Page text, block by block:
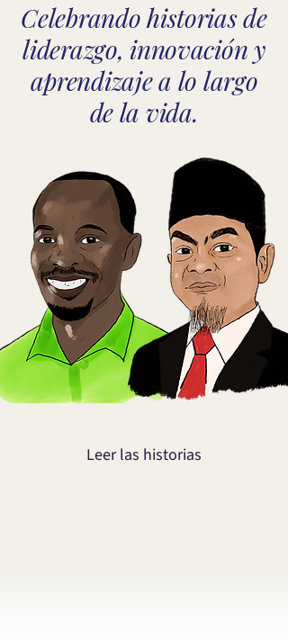
AW
Celebrando historias de
liderazgo, innovación y
aprendizaje a lo largo
de la vida.
Leer las historias